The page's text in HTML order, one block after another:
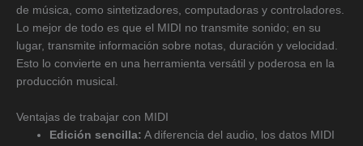
de música, como sintetizadores, computadoras y controladores.
Lo mejor de todo es que el MIDI no transmite sonido; en su
lugar, transmite información sobre notas, duración y velocidad.
Esto lo convierte en una herramienta versátil y poderosa en la
producción musical.
Ventajas de trabajar con MIDI
Edición sencilla: A diferencia del audio, los datos MIDI